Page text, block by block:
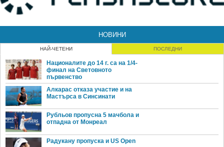
НОВИНИ
НАЙ-ЧЕТЕНИ ПОСЛЕДНИ
Националите до 14 г. са на 1/4-
финал на Световното
първенство
Алкарас отказа участие и на
Мастърса в Синсинати
Рубльов пропусна 5 мачбола и
отпадна от Монреал
Радукану пропуска и US Open